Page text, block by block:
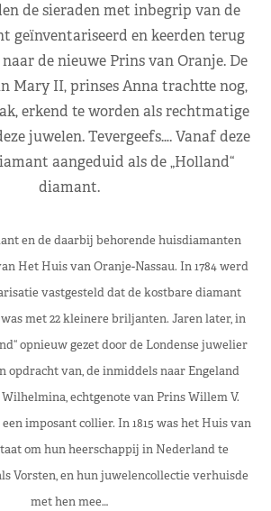
de sieraden met inbegrip van de
geïnventariseerd en keerden terug
de nieuwe Prins van Oranje. De
Mary II, prinses Anna trachtte nog,
erkend te worden als rechtmatige
juwelen. Tevergeefs…. Vanaf deze
aangeduid als de „Holland“
diamant.
en de daarbij behorende huisdiamanten
Het Huis van Oranje-Nassau. In 1784 werd
vastgesteld dat de kostbare diamant
met 22 kleinere briljanten. Jaren later, in
opnieuw gezet door de Londense juwelier
opdracht van, de inmiddels naar Engeland
echtgenote van Prins Willem V.
imposant collier. In 1815 was het Huis van
om hun heerschappij in Nederlandte
Vorsten, en hun juwelencollectie verhuisde
met hen mee…